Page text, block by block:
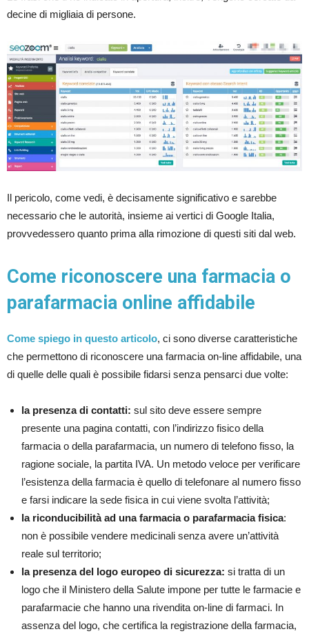
decine di migliaia di persone.
Il pericolo, come vedi, è decisamente significativo e sarebbe
necessario che le autorità, insieme ai vertici di Google Italia,
provvedessero quanto prima alla rimozione di questi siti dal web.
Come riconoscere una farmacia o
parafarmacia online affidabile
Come spiego in questo articolo, ci sono diverse caratteristiche
che permettono di riconoscere una farmacia on-line affidabile, una
di quelle delle quali è possibile fidarsi senza pensarci due volte:
la presenza di contatti: sul sito deve essere sempre
presente una pagina contatti, con l’indirizzo fisico della
farmacia o della parafarmacia, un numero di telefono fisso, la
ragione sociale, la partita IVA. Un metodo veloce per verificare
l’esistenza della farmacia è quello di telefonare al numero fisso
e farsi indicare la sede fisica in cui viene svolta l’attività;
la riconducibilità ad una farmacia o parafarmacia fisica:
non è possibile vendere medicinali senza avere un’attività
reale sul territorio;
la presenza del logo europeo di sicurezza: si tratta di un
logo che il Ministero della Salute impone per tutte le farmacie e
parafarmacie che hanno una rivendita on-line di farmaci. In
assenza del logo, che certifica la registrazione della farmacia,